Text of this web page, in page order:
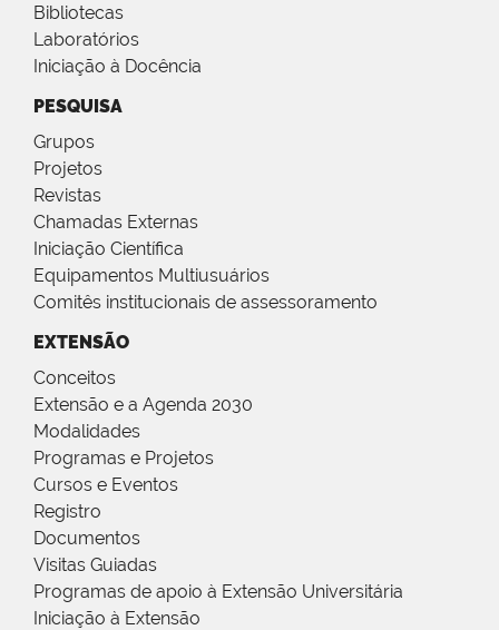
Bibliotecas
Laboratórios
Iniciação à Docência
PESQUISA
Grupos
Projetos
Revistas
Chamadas Externas
Iniciação Científica
Equipamentos Multiusuários
Comitês institucionais de assessoramento
EXTENSÃO
Conceitos
Extensão e a Agenda 2030
Modalidades
Programas e Projetos
Cursos e Eventos
Registro
Documentos
Visitas Guiadas
Programas de apoio à Extensão Universitária
Iniciação à Extensão